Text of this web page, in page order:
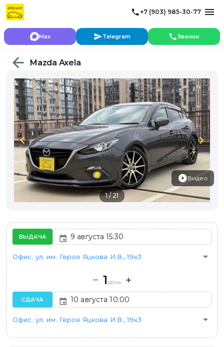
+7 (903) 985-30-77
Max Telegram Звонок
Mazda Axela
chevron_left chevron_right
1 / 21
Видео
ВЫДАЧА
Офис. ул. им. Героя Яцкова И.В., 19к3 arrow_drop_down
1день
СДАЧА
Офис. ул. им. Героя Яцкова И.В., 19к3 arrow_drop_down